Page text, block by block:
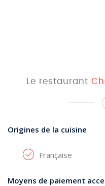
Le restaurant
Origines de la cuisine
Française
Moyens de paiement